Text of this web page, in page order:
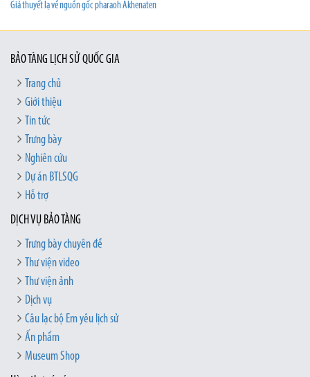
Giả thuyết lạ về nguồn gốc pharaoh Akhenaten
BẢO TÀNG LỊCH SỬ QUỐC GIA
Trang chủ
Giới thiệu
Tin tức
Trưng bày
Nghiên cứu
Dự án BTLSQG
Hỗ trợ
DỊCH VỤ BẢO TÀNG
Trưng bày chuyên đề
Thư viện video
Thư viện ảnh
Dịch vụ
Câu lạc bộ Em yêu lịch sử
Ấn phẩm
Museum Shop